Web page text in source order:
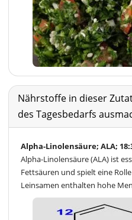
Nährstoffe in dieser
des Tagesbedarfs
Alpha-Linolensäure; ALA;
Alpha-Linolensäure (ALA) ist
Fettsäuren und spielt eine
Leinsamen enthalten hohe